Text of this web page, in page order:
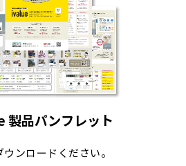
品パンフレット
ンロードください。